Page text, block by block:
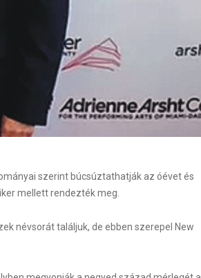
szerint búcsúztathatják az óévet és
mellett rendezték meg.
névsorát találjuk, de ebben szerepel New